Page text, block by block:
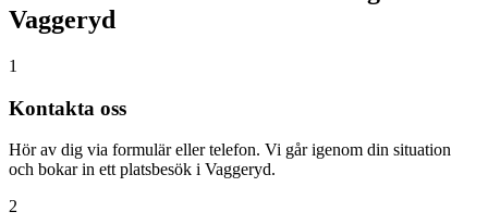
Vaggeryd
1
Kontakta oss
Hör av dig via formulär eller telefon. Vi går igenom din situation
och bokar in ett platsbesök i Vaggeryd.
2